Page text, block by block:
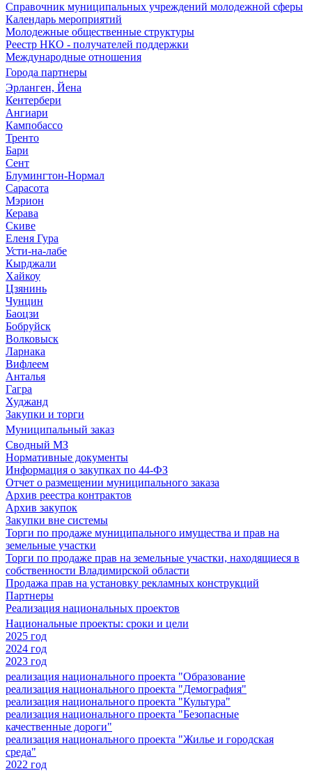
Справочник муниципальных учреждений молодежной сферы
Календарь мероприятий
Молодежные общественные структуры
Реестр НКО - получателей поддержки
Международные отношения
Города партнеры
Эрланген, Йена
Кентербери
Ангиари
Кампобассо
Тренто
Бари
Сент
Блумингтон-Нормал
Сарасота
Мэрион
Керава
Скиве
Еленя Гура
Усти-на-лабе
Кырджали
Хайкоу
Цзянинь
Чунцин
Баоцзи
Бобруйск
Волковыск
Ларнака
Вифлеем
Анталья
Гагра
Худжанд
Закупки и торги
Муниципальный заказ
Сводный МЗ
Нормативные документы
Информация о закупках по 44-ФЗ
Отчет о размещении муниципального заказа
Архив реестра контрактов
Архив закупок
Закупки вне системы
Торги по продаже муниципального имущества и прав на
земельные участки
Торги по продаже прав на земельные участки, находящиеся в
собственности Владимирской области
Продажа прав на установку рекламных конструкций
Партнеры
Реализация национальных проектов
Национальные проекты: сроки и цели
2025 год
2024 год
2023 год
реализация национального проекта "Образование
реализация национального проекта "Демография"
реализация национального проекта "Культура"
реализация национального проекта "Безопасные
качественные дороги"
реализация национального проекта "Жилье и городская
среда"
2022 год